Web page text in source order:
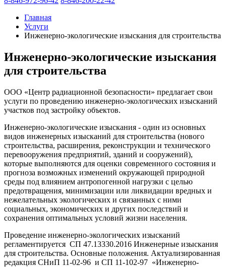
Главная
Услуги
Инженерно-экологические изыскания для строительства
Инженерно-экологические изыскания
для строительства
ООО «Центр радиационной безопасности» предлагает свои
услуги по проведению инженерно-экологических изысканий
участков под застройку объектов.
Инженерно-экологические изыскания - один из основных
видов инженерных изысканий для строительства (нового
строительства, расширения, реконструкции и технического
перевооружения предприятий, зданий и сооружений),
которые выполняются для оценки современного состояния и
прогноза возможных изменений окружающей природной
среды под влиянием антропогенной нагрузки с целью
предотвращения, минимизации или ликвидации вредных и
нежелательных экологических и связанных с ними
социальных, экономических и других последствий и
сохранения оптимальных условий жизни населения.
Проведение инженерно-экологических изысканий
регламентируется СП 47.13330.2016 Инженерные изыскания
для строительства. Основные положения. Актуализированная
редакция СНиП 11-02-96 и СП 11-102-97 «Инженерно-